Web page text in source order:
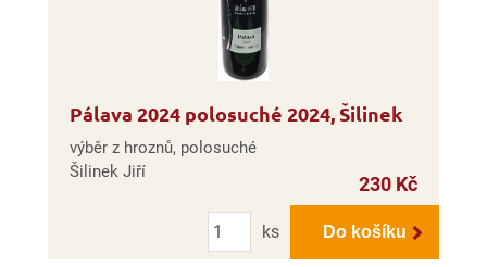
Pálava 2024 polosuché 2024, Šilinek
výběr z hroznů, polosuché
Šilinek Jiří
230 Kč
Počet
ks
Do košíku